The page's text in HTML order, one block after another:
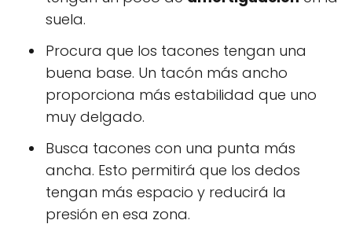
suela.
Procura que los tacones tengan una
buena base. Un tacón más ancho
proporciona más estabilidad que uno
muy delgado.
Busca tacones con una punta más
ancha. Esto permitirá que los dedos
tengan más espacio y reducirá la
presión en esa zona.